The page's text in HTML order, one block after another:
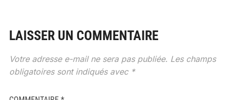
LAISSER UN COMMENTAIRE
Votre adresse e-mail ne sera pas publiée. Les champs
obligatoires sont indiqués avec *